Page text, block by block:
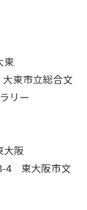
東
東市立総合文
リー
大阪
4 東大阪市文